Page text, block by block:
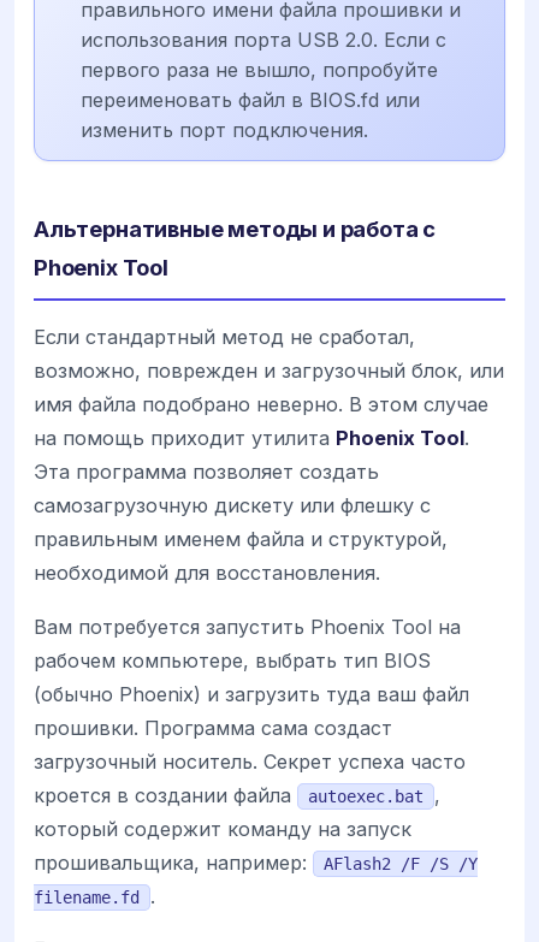
правильного имени файла прошивки и
использования порта USB 2.0. Если с
первого раза не вышло, попробуйте
переименовать файл в BIOS.fd или
изменить порт подключения.
Альтернативные методы и работа с
Phoenix Tool
Если стандартный метод не сработал,
возможно, поврежден и загрузочный блок, или
имя файла подобрано неверно. В этом случае
на помощь приходит утилита Phoenix Tool.
Эта программа позволяет создать
самозагрузочную дискету или флешку с
правильным именем файла и структурой,
необходимой для восстановления.
Вам потребуется запустить Phoenix Tool на
рабочем компьютере, выбрать тип BIOS
(обычно Phoenix) и загрузить туда ваш файл
прошивки. Программа сама создаст
загрузочный носитель. Секрет успеха часто
кроется в создании файла
autoexec.bat
,
который содержит команду на запуск
прошивальщика, например:
AFlash2 /F /S /Y
filename.fd
.